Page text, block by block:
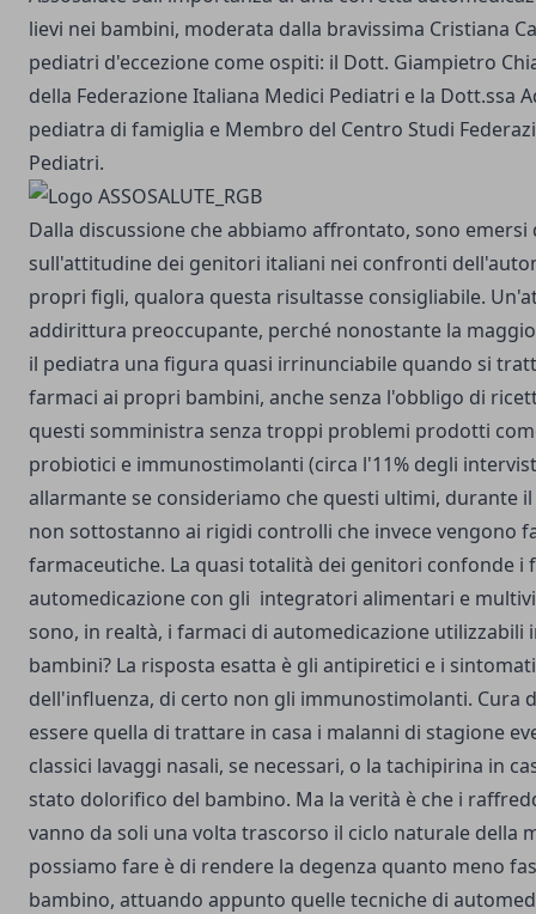
lievi nei bambini, moderata dalla bravissima Cristiana
pediatri d'eccezione come ospiti: il Dott. Giampietro
della Federazione Italiana Medici Pediatri e la Dott.ssa
pediatra di famiglia e Membro del Centro Studi
Pediatri.
Dalla discussione che abbiamo affrontato, sono
sull'attitudine dei genitori italiani nei confronti
propri figli, qualora questa risultasse consigliabile.
addirittura preoccupante, perché nonostante la
il pediatra una figura quasi irrinunciabile quando si
farmaci ai propri bambini, anche senza l'obbligo di
questi somministra senza troppi problemi prodotti
probiotici e immunostimolanti (circa l'11% degli
allarmante se consideriamo che questi ultimi, durante
non sottostanno ai rigidi controlli che invece vengono
farmaceutiche. La quasi totalità dei genitori confonde i
automedicazione con gli integratori alimentari e
sono, in realtà, i farmaci di automedicazione utilizzabili
bambini? La risposta esatta è gli antipiretici e i
dell'influenza, di certo non gli immunostimolanti. Cura
essere quella di trattare in casa i malanni di stagione
classici lavaggi nasali, se necessari, o la tachipirina in
stato dolorifico del bambino. Ma la verità è che i
vanno da soli una volta trascorso il ciclo naturale della
possiamo fare è di rendere la degenza quanto meno
bambino, attuando appunto quelle tecniche di